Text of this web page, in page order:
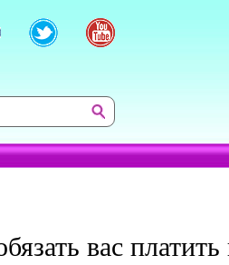
вас